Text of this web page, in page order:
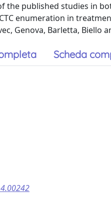
the published studies in
enumeration in
Genova, Barletta, Biello
Scheda